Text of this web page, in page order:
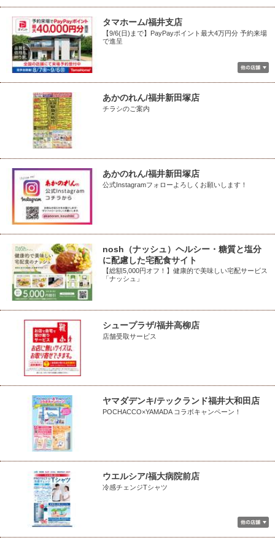
タマホーム/福井支店
【9/6(日)まで】PayPayポイント最大4万円分 予約来場
で進呈
あかのれん/福井新田塚店
チラシのご案内
あかのれん/福井新田塚店
公式Instagramフォローよろしくお願いします！
nosh（ナッシュ）ヘルシー・糖質と塩分
に配慮した宅配食サイト
【総額5,000円オフ！】健康的で美味しい宅配サービス
「ナッシュ」
シュープラザ/福井高柳店
店舗受取サービス
ヤマダデンキ/テックランド福井大和田店
POCHACCO×YAMADA コラボキャンペーン！
ウエルシア/福大病院前店
冷感チェンジTシャツ